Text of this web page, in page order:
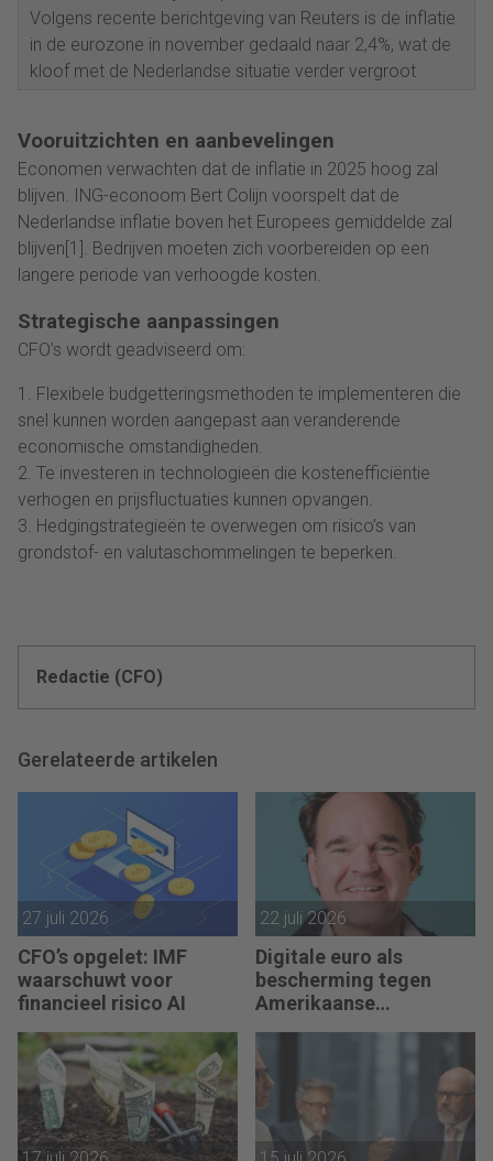
Volgens recente berichtgeving van Reuters is de inflatie
in de eurozone in november gedaald naar 2,4%, wat de
kloof met de Nederlandse situatie verder vergroot
Vooruitzichten en aanbevelingen
Economen verwachten dat de inflatie in 2025 hoog zal
blijven. ING-econoom Bert Colijn voorspelt dat de
Nederlandse inflatie boven het Europees gemiddelde zal
blijven[1]. Bedrijven moeten zich voorbereiden op een
langere periode van verhoogde kosten.
Strategische aanpassingen
CFO’s wordt geadviseerd om:
1. Flexibele budgetteringsmethoden te implementeren die
snel kunnen worden aangepast aan veranderende
economische omstandigheden.
2. Te investeren in technologieën die kostenefficiëntie
verhogen en prijsfluctuaties kunnen opvangen.
3. Hedgingstrategieën te overwegen om risico’s van
grondstof- en valutaschommelingen te beperken.
Redactie (CFO)
Gerelateerde artikelen
27 juli 2026
CFO’s opgelet: IMF
waarschuwt voor
financieel risico AI
22 juli 2026
Digitale euro als
bescherming tegen
Amerikaanse